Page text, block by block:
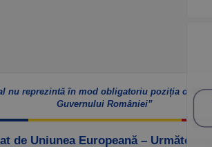
nu reprezintă în mod obligatoriu poziția
Guvernului României”
de Uniunea Europeană –